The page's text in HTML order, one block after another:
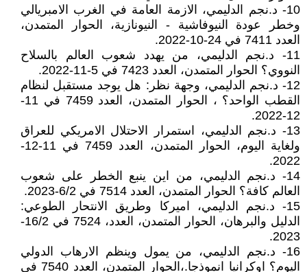
10- د.نجم الدليمي، الازمة العامة في الغرب الامبريالي
وخطر عودة النيوفاشية - النيونازية، الحوار المتمدن،
العدد 7411 في 24-10-2022.
11- د.نجم الدليمي، من يهدد شعوب العالم بالسلاح
النووي؟ الحوار المتمدن، العدد 7423 في 5-11-2022.
12- د.نجم الدليمي، وجهة نظر: هل يوجد مستقبل لنظام
القطب الواحد؟ ، الحوار المتمدن، العدد 7459 في 11-
12-2022.
13- د.نجم الدليمي، استمرار الاحتلال الامريكي للعراق
ولغاية اليوم، الحوار المتمدن، العدد 7459 في 11-12-
2022.
14- د.نجم الدليمي، من اين ينبع الخطر على شعوب
العالم كافة؟ الحوار المتمدن، العدد 7514 في 6/2-2023.
15- د.نجم الدليمي، اميركا وطريق الانتحار الطوعي:
الدليل والبرهان، الحوار المتمدن، العدد، 7524 في 16/2-
2023.
16- د.نجم الدليمي، من يمول وينظم الارهاب الدولي
اليوم؟ اوكرانيا انموذجا.،الحوار المتمدن، العدد 7540 في